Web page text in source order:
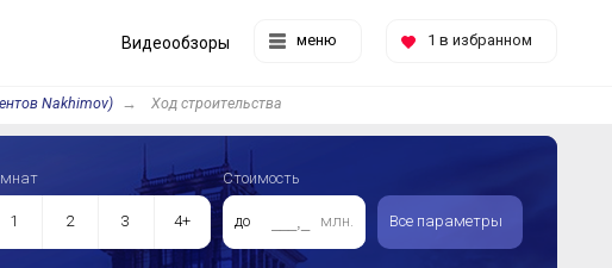
меню 1 в избранном
Видеообзоры
Nakhimov) Ход строительства
1 2 3 4+
Стоимость
до млн. Все параметры